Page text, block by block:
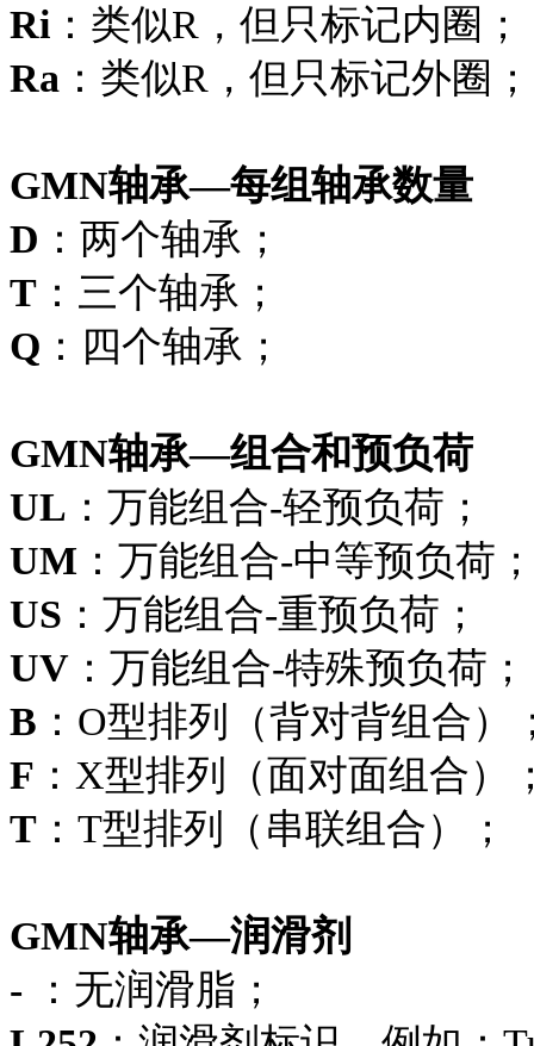
Ri ：类似R，但只标记内圈；
Ra ：类似R，但只标记外圈；
GMN轴承—每组轴承数量
D ：两个轴承；
T ：三个轴承；
Q ：四个轴承；
GMN轴承—组合和预负荷
UL ：万能组合-轻预负荷；
UM ：万能组合-中等预负荷
US ：万能组合-重预负荷；
UV ：万能组合-特殊预负荷；
B ：O型排列（背对背组合）
F ：X型排列（面对面组合）
T ：T型排列（串联组合）；
GMN轴承—润滑剂
-
：无润滑脂；